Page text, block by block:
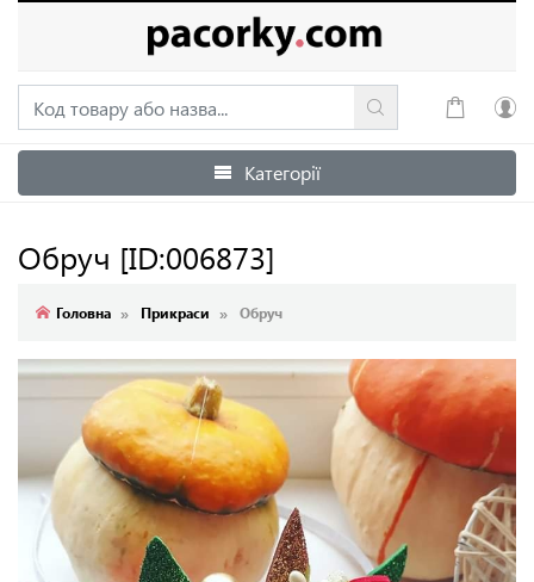
Увійти
Категорії
Обруч [ID:006873]
Головна Прикраси Обруч